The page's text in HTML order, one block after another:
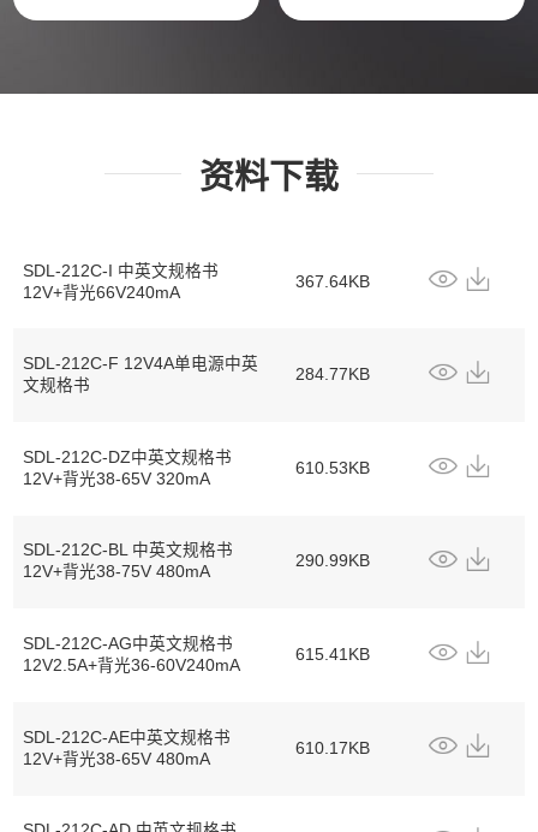
资料下载
SDL-212C-I 中英文规格书
12V+背光66V240mA
367.64KB
SDL-212C-F 12V4A单电源中英
文规格书
284.77KB
SDL-212C-DZ中英文规格书
12V+背光38-65V 320mA
610.53KB
SDL-212C-BL 中英文规格书
12V+背光38-75V 480mA
290.99KB
SDL-212C-AG中英文规格书
12V2.5A+背光36-60V240mA
615.41KB
SDL-212C-AE中英文规格书
12V+背光38-65V 480mA
610.17KB